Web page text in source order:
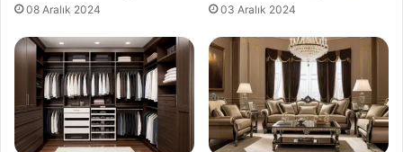
08 Aralık 2024 03 Aralık 2024